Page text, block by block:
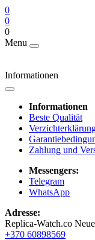
0
0
0
Menu
Informationen
Informationen
Beste Qualität
Zahlung und
Messengers:
Telegram
WhatsApp
Adresse:
Replica-Watch.co
+370 60898569